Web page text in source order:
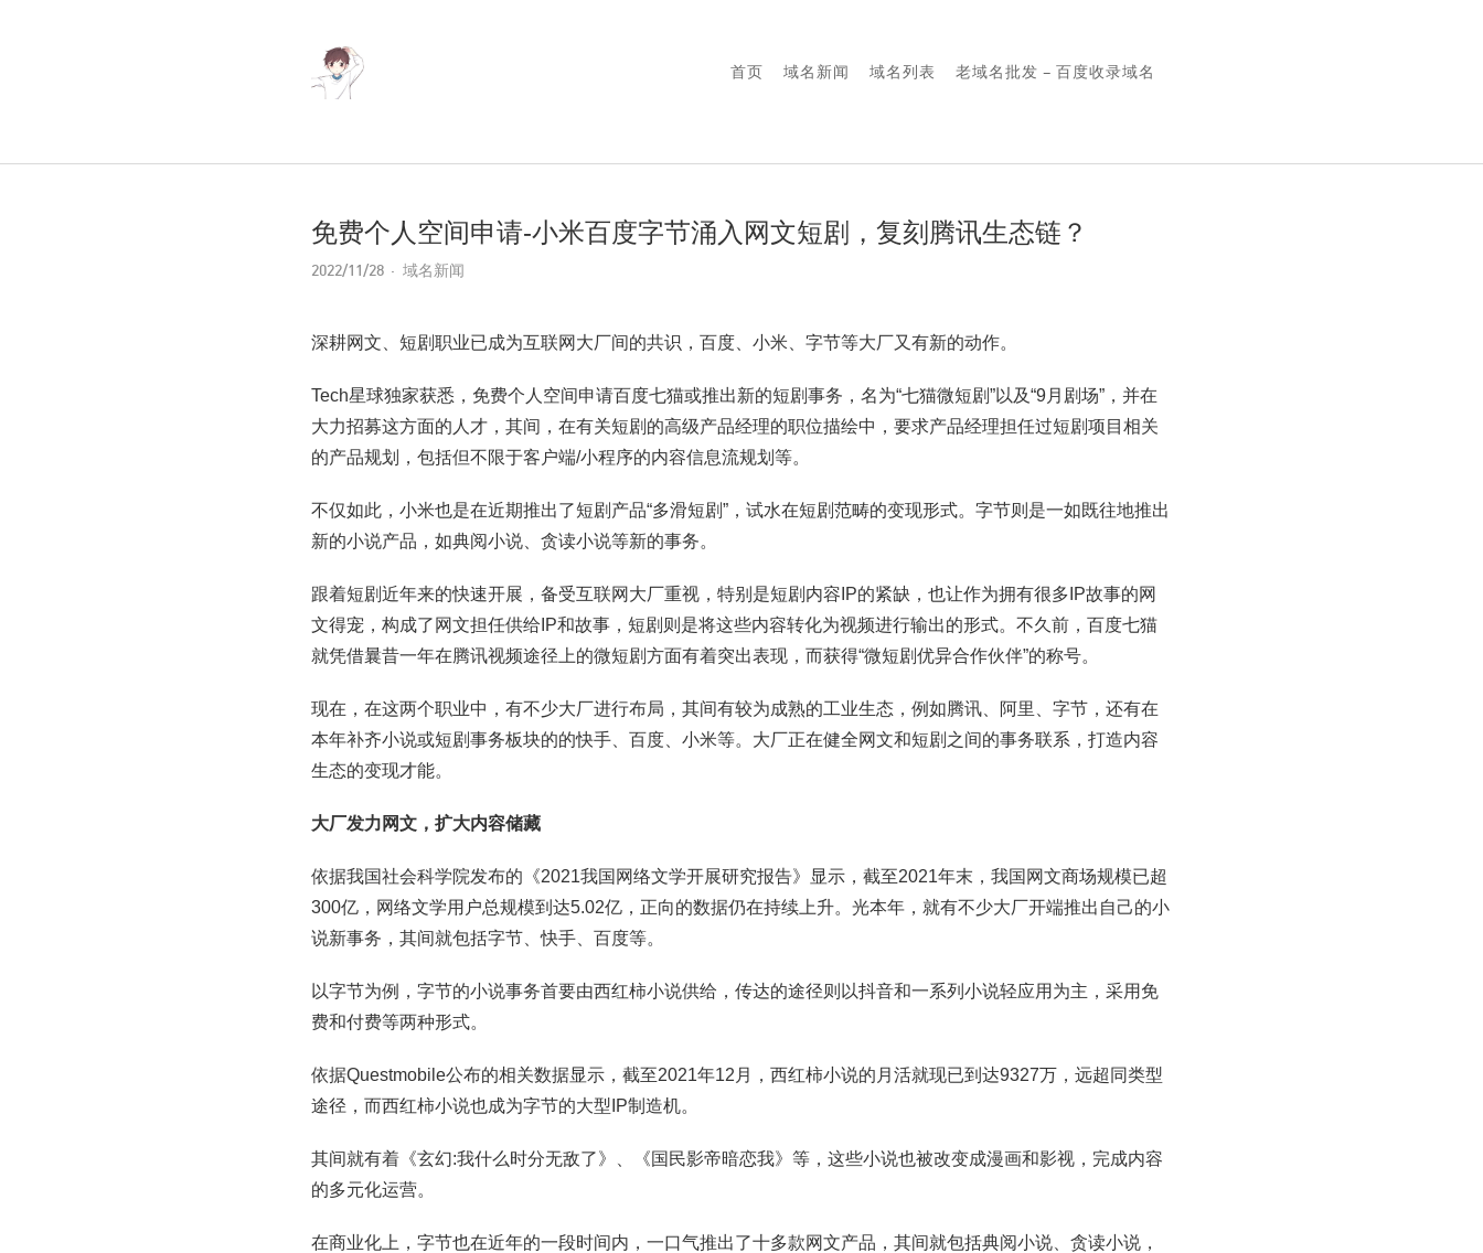
首页 域名新闻 域名列表 老域名批发 – 百度收录域名
免费个人空间申请-小米百度字节涌入网文短剧，复刻腾讯生态链？
2022/11/28 域名新闻
深耕网文、短剧职业已成为互联网大厂间的共识，百度、小米、字节等大厂又有新的动作。
Tech星球独家获悉，免费个人空间申请百度七猫或推出新的短剧事务，名为“七猫微短剧”以及“9月剧场”，并在
大力招募这方面的人才，其间，在有关短剧的高级产品经理的职位描绘中，要求产品经理担任过短剧项目相关
的产品规划，包括但不限于客户端/小程序的内容信息流规划等。
不仅如此，小米也是在近期推出了短剧产品“多滑短剧”，试水在短剧范畴的变现形式。字节则是一如既往地推出
新的小说产品，如典阅小说、贪读小说等新的事务。
跟着短剧近年来的快速开展，备受互联网大厂重视，特别是短剧内容IP的紧缺，也让作为拥有很多IP故事的网
文得宠，构成了网文担任供给IP和故事，短剧则是将这些内容转化为视频进行输出的形式。不久前，百度七猫
就凭借曩昔一年在腾讯视频途径上的微短剧方面有着突出表现，而获得“微短剧优异合作伙伴”的称号。
现在，在这两个职业中，有不少大厂进行布局，其间有较为成熟的工业生态，例如腾讯、阿里、字节，还有在
本年补齐小说或短剧事务板块的的快手、百度、小米等。大厂正在健全网文和短剧之间的事务联系，打造内容
生态的变现才能。
大厂发力网文，扩大内容储藏
依据我国社会科学院发布的《2021我国网络文学开展研究报告》显示，截至2021年末，我国网文商场规模已超
300亿，网络文学用户总规模到达5.02亿，正向的数据仍在持续上升。光本年，就有不少大厂开端推出自己的小
说新事务，其间就包括字节、快手、百度等。
以字节为例，字节的小说事务首要由西红柿小说供给，传达的途径则以抖音和一系列小说轻应用为主，采用免
费和付费等两种形式。
依据Questmobile公布的相关数据显示，截至2021年12月，西红柿小说的月活就现已到达9327万，远超同类型
途径，而西红柿小说也成为字节的大型IP制造机。
其间就有着《玄幻:我什么时分无敌了》、《国民影帝暗恋我》等，这些小说也被改变成漫画和影视，完成内容
的多元化运营。
在商业化上，字节也在近年的一段时间内，一口气推出了十多款网文产品，其间就包括典阅小说、贪读小说，